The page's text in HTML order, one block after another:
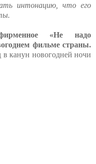
интонацию, что его
«Не надо
фильме страны.
канун новогодней ночи